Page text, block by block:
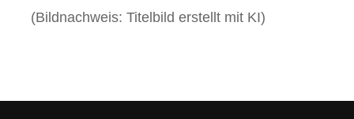
(Bildnachweis: Titelbild erstellt mit KI)